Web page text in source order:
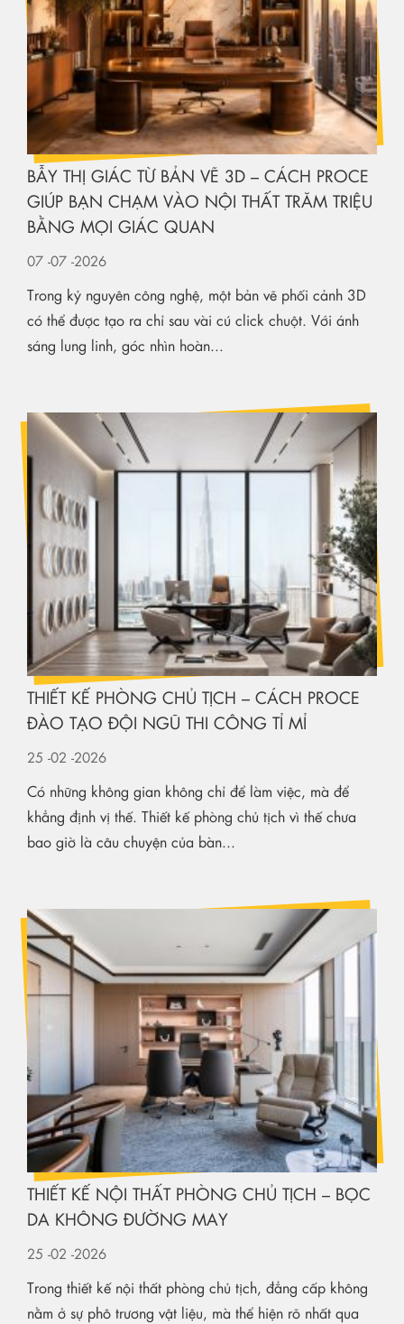
BẪY THỊ GIÁC TỪ BẢN VẼ 3D – CÁCH PROCE
GIÚP BẠN CHẠM VÀO NỘI THẤT TRĂM TRIỆU
BẰNG MỌI GIÁC QUAN
07 -07 -2026
Trong kỷ nguyên công nghệ, một bản vẽ phối cảnh 3D
có thể được tạo ra chỉ sau vài cú click chuột. Với ánh
sáng lung linh, góc nhìn hoàn...
THIẾT KẾ PHÒNG CHỦ TỊCH – CÁCH PROCE
ĐÀO TẠO ĐỘI NGŨ THI CÔNG TỈ MỈ
25 -02 -2026
Có những không gian không chỉ để làm việc, mà để
khẳng định vị thế. Thiết kế phòng chủ tịch vì thế chưa
bao giờ là câu chuyện của bàn...
THIẾT KẾ NỘI THẤT PHÒNG CHỦ TỊCH – BỌC
DA KHÔNG ĐƯỜNG MAY
25 -02 -2026
Trong thiết kế nội thất phòng chủ tịch, đẳng cấp không
nằm ở sự phô trương vật liệu, mà thể hiện rõ nhất qua